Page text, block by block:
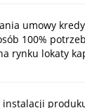
umowy
100%
rynku lokaty